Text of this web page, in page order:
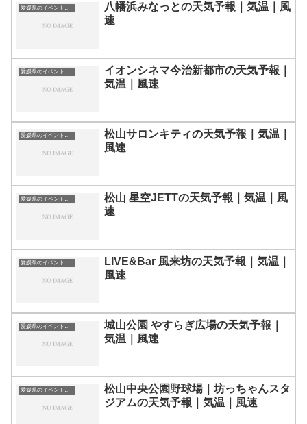
愛媛県のイベント会場一覧
八幡浜みなっとの天気予報｜気温｜風
速
愛媛県のイベント会場一覧
イオンシネマ今治新都市の天気予報｜
気温｜風速
愛媛県のイベント会場一覧
松山サロンキティの天気予報｜気温｜
風速
愛媛県のイベント会場一覧
松山 星空JETTの天気予報｜気温｜風
速
愛媛県のイベント会場一覧
LIVE&Bar 風来坊の天気予報｜気温｜
風速
愛媛県のイベント会場一覧
城山公園 やすらぎ広場の天気予報｜
気温｜風速
松山中央公園野球場｜坊っちゃんスタ
ジアムの天気予報｜気温｜風速